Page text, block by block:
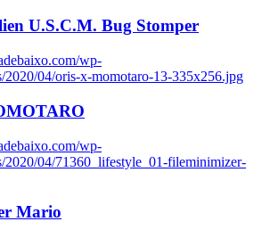
U.S.C.M. Bug Stomper
wp-
2020/04/oris-x-momotaro-13-335x256.jpg
wp-
2020/04/71360_lifestyle_01-fileminimizer-
Mario